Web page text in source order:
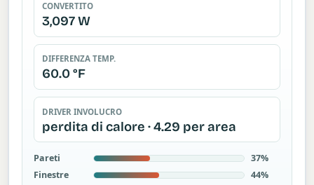
CONVERTITO
3,097 W
DIFFERENZA TEMP.
60.0 °F
DRIVER INVOLUCRO
perdita di calore · 4.29 per area
Pareti
37%
Finestre
44%